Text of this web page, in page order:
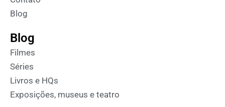
Blog
Blog
Filmes
Séries
Livros e HQs
Exposições, museus e teatro